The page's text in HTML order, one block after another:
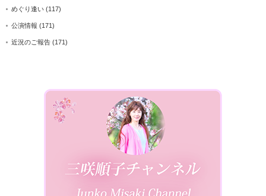
めぐり逢い (117)
公演情報 (171)
近況のご報告 (171)